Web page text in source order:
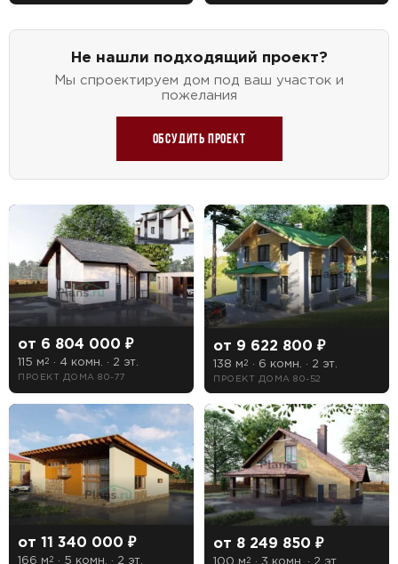
Не нашли подходящий проект?
Мы спроектируем дом под ваш участок и
пожелания
Обсудить проект
от 6 804 000 ₽
115 м 2 · 4 комн. · 2 эт.
ПРОЕКТ ДОМА 80-77
от 9 622 800 ₽
138 м 2 · 6 комн. · 2 эт.
ПРОЕКТ ДОМА 80-52
от 11 340 000 ₽
166 м 2 · 5 комн. · 2 эт.
от 8 249 850 ₽
100 м 2 · 3 комн. · 2 эт.